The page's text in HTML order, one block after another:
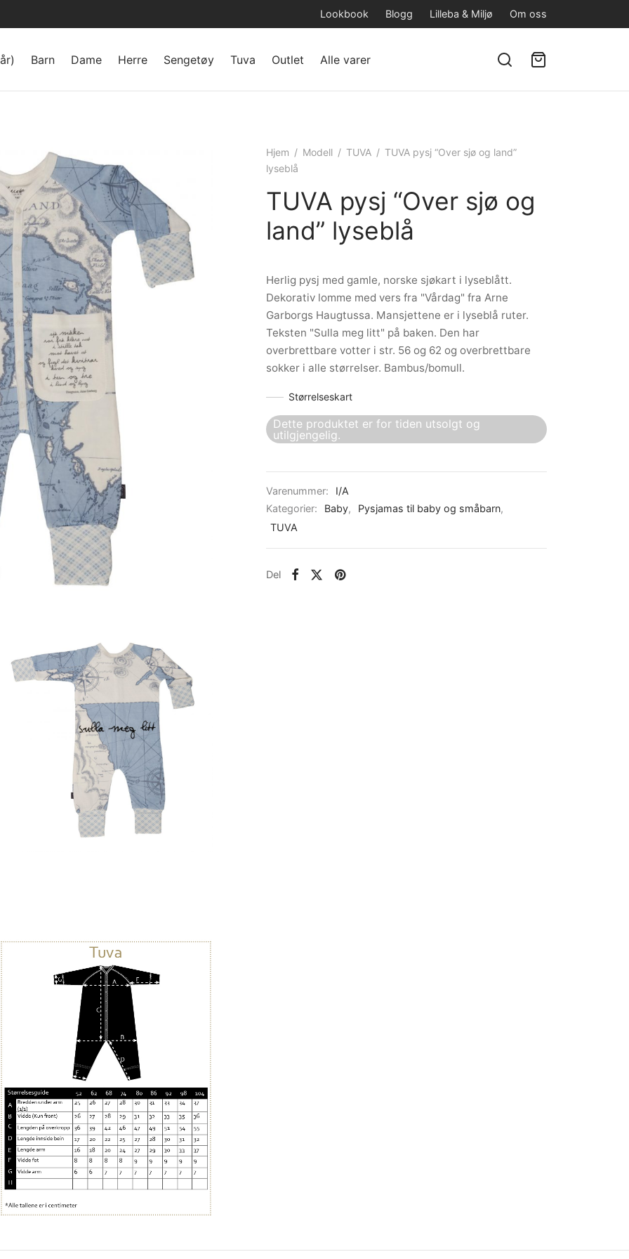
Lookbook Blogg Lilleba & Miljø Om oss
Barn Dame Herre Sengetøy Tuva Outlet Alle varer
Hjem / Modell / TUVA / TUVA pysj “Over sjø og land”
lyseblå
TUVA pysj “Over sjø og
land” lyseblå
Herlig pysj med gamle, norske sjøkart i lyseblått.
Dekorativ lomme med vers fra "Vårdag" fra Arne
Garborgs Haugtussa. Mansjettene er i lyseblå ruter.
Teksten "Sulla meg litt" på baken. Den har
overbrettbare votter i str. 56 og 62 og overbrettbare
sokker i alle størrelser. Bambus/bomull.
Størrelseskart
Dette produktet er for tiden utsolgt og
utilgjengelig.
Varenummer:
I/A
Kategorier:
Baby, Pysjamas til baby og småbarn,
TUVA
Del